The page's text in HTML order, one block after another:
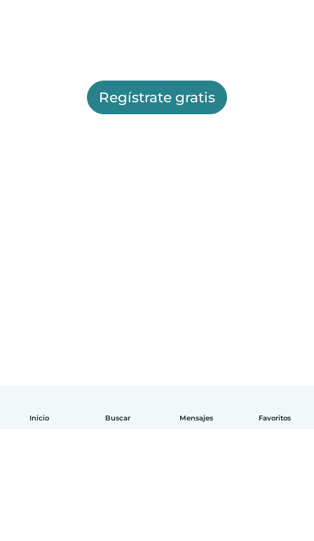
Inicio Buscar Mensajes Favoritos
Regístrate gratis